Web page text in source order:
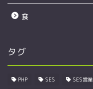
食
タグ
PHP SES SES営業